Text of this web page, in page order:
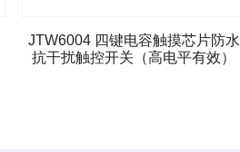
JTW6104 四键电容触摸芯片防水
抗干扰触控开关（低电平有效）